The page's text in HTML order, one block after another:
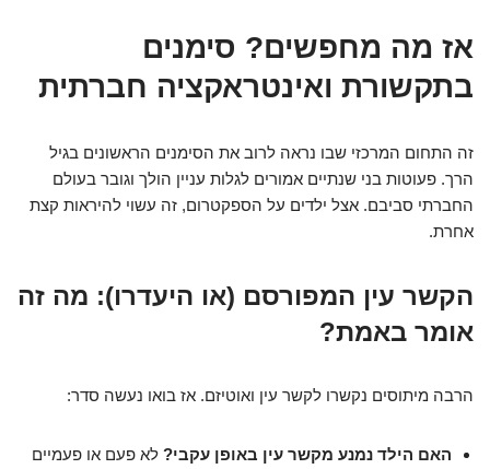
אז מה מחפשים? סימנים
בתקשורת ואינטראקציה חברתית
זה התחום המרכזי שבו נראה לרוב את הסימנים הראשונים בגיל
הרך. פעוטות בני שנתיים אמורים לגלות עניין הולך וגובר בעולם
החברתי סביבם. אצל ילדים על הספקטרום, זה עשוי להיראות קצת
אחרת.
הקשר עין המפורסם (או היעדרו): מה זה
אומר באמת?
הרבה מיתוסים נקשרו לקשר עין ואוטיזם. אז בואו נעשה סדר:
האם הילד נמנע מקשר עין באופן עקבי? לא פעם או פעמיים